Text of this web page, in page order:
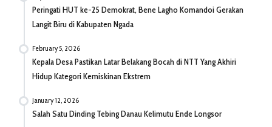
Peringati HUT ke-25 Demokrat, Bene Lagho Komandoi Gerakan
Langit Biru di Kabupaten Ngada
February 5, 2026
Kepala Desa Pastikan Latar Belakang Bocah di NTT Yang Akhiri
Hidup Kategori Kemiskinan Ekstrem
January 12, 2026
Salah Satu Dinding Tebing Danau Kelimutu Ende Longsor